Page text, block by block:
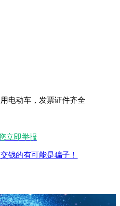
电动车，发票证件齐全
立即举报
钱的有可能是骗子！